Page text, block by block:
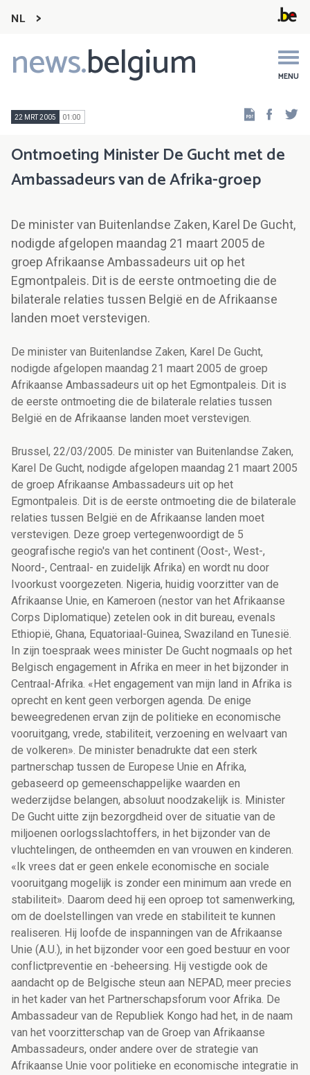
NL
news.belgium MENU
Main
navigation
22 MRT 2005 01:00
Ontmoeting Minister De Gucht met de
Ambassadeurs van de Afrika-groep
De minister van Buitenlandse Zaken, Karel De Gucht,
nodigde afgelopen maandag 21 maart 2005 de
groep Afrikaanse Ambassadeurs uit op het
Egmontpaleis. Dit is de eerste ontmoeting die de
bilaterale relaties tussen België en de Afrikaanse
landen moet verstevigen.
De minister van Buitenlandse Zaken, Karel De Gucht,
nodigde afgelopen maandag 21 maart 2005 de groep
Afrikaanse Ambassadeurs uit op het Egmontpaleis. Dit is
de eerste ontmoeting die de bilaterale relaties tussen
België en de Afrikaanse landen moet verstevigen.
Brussel, 22/03/2005. De minister van Buitenlandse Zaken,
Karel De Gucht, nodigde afgelopen maandag 21 maart 2005
de groep Afrikaanse Ambassadeurs uit op het
Egmontpaleis. Dit is de eerste ontmoeting die de bilaterale
relaties tussen België en de Afrikaanse landen moet
verstevigen. Deze groep vertegenwoordigt de 5
geografische regio's van het continent (Oost-, West-,
Noord-, Centraal- en zuidelijk Afrika) en wordt nu door
Ivoorkust voorgezeten. Nigeria, huidig voorzitter van de
Afrikaanse Unie, en Kameroen (nestor van het Afrikaanse
Corps Diplomatique) zetelen ook in dit bureau, evenals
Ethiopië, Ghana, Equatoriaal-Guinea, Swaziland en Tunesië.
In zijn toespraak wees minister De Gucht nogmaals op het
Belgisch engagement in Afrika en meer in het bijzonder in
Centraal-Afrika. «Het engagement van mijn land in Afrika is
oprecht en kent geen verborgen agenda. De enige
beweegredenen ervan zijn de politieke en economische
vooruitgang, vrede, stabiliteit, verzoening en welvaart van
de volkeren». De minister benadrukte dat een sterk
partnerschap tussen de Europese Unie en Afrika,
gebaseerd op gemeenschappelijke waarden en
wederzijdse belangen, absoluut noodzakelijk is. Minister
De Gucht uitte zijn bezorgdheid over de situatie van de
miljoenen oorlogsslachtoffers, in het bijzonder van de
vluchtelingen, de ontheemden en van vrouwen en kinderen.
«Ik vrees dat er geen enkele economische en sociale
vooruitgang mogelijk is zonder een minimum aan vrede en
stabiliteit». Daarom deed hij een oproep tot samenwerking,
om de doelstellingen van vrede en stabiliteit te kunnen
realiseren. Hij loofde de inspanningen van de Afrikaanse
Unie (A.U.), in het bijzonder voor een goed bestuur en voor
conflictpreventie en -beheersing. Hij vestigde ook de
aandacht op de Belgische steun aan NEPAD, meer precies
in het kader van het Partnerschapsforum voor Afrika. De
Ambassadeur van de Republiek Kongo had het, in de naam
van het voorzitterschap van de Groep van Afrikaanse
Ambassadeurs, onder andere over de strategie van
Afrikaanse Unie voor politieke en economische integratie in